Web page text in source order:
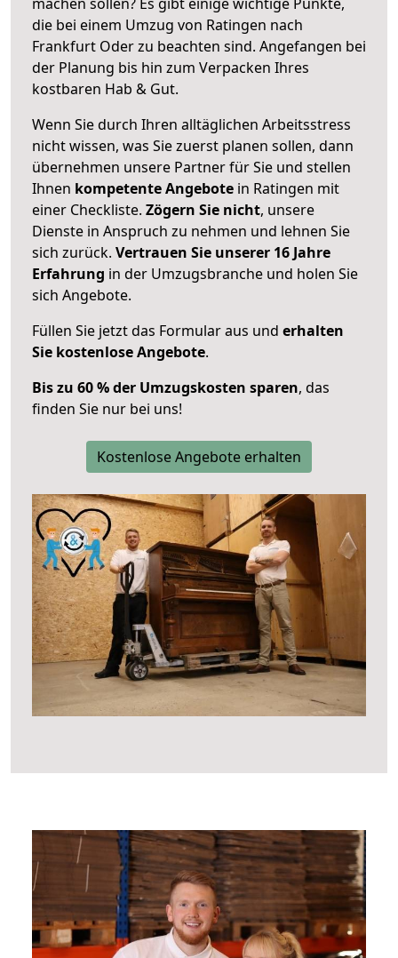
die bei einem Umzug von Ratingen nach
Frankfurt Oder zu beachten sind. Angefangen bei
der Planung bis hin zum Verpacken Ihres
kostbaren Hab & Gut.
Wenn Sie durch Ihren alltäglichen Arbeitsstress
nicht wissen, was Sie zuerst planen sollen, dann
übernehmen unsere Partner für Sie und stellen
Ihnen kompetente Angebote in Ratingen mit
einer Checkliste. Zögern Sie nicht, unsere
Dienste in Anspruch zu nehmen und lehnen Sie
sich zurück. Vertrauen Sie unserer 16 Jahre
Erfahrung in der Umzugsbranche und holen Sie
sich Angebote.
Füllen Sie jetzt das Formular aus und erhalten
Sie kostenlose Angebote.
Bis zu 60 % der Umzugskosten sparen, das
finden Sie nur bei uns!
Kostenlose Angebote erhalten